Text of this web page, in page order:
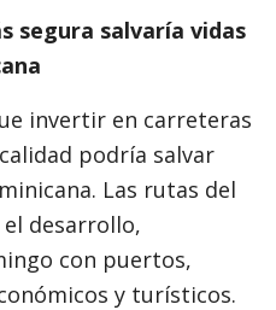
segura salvaría vidas
invertir en carreteras
podría salvar
Las rutas del
el desarrollo,
con puertos,
y turísticos.